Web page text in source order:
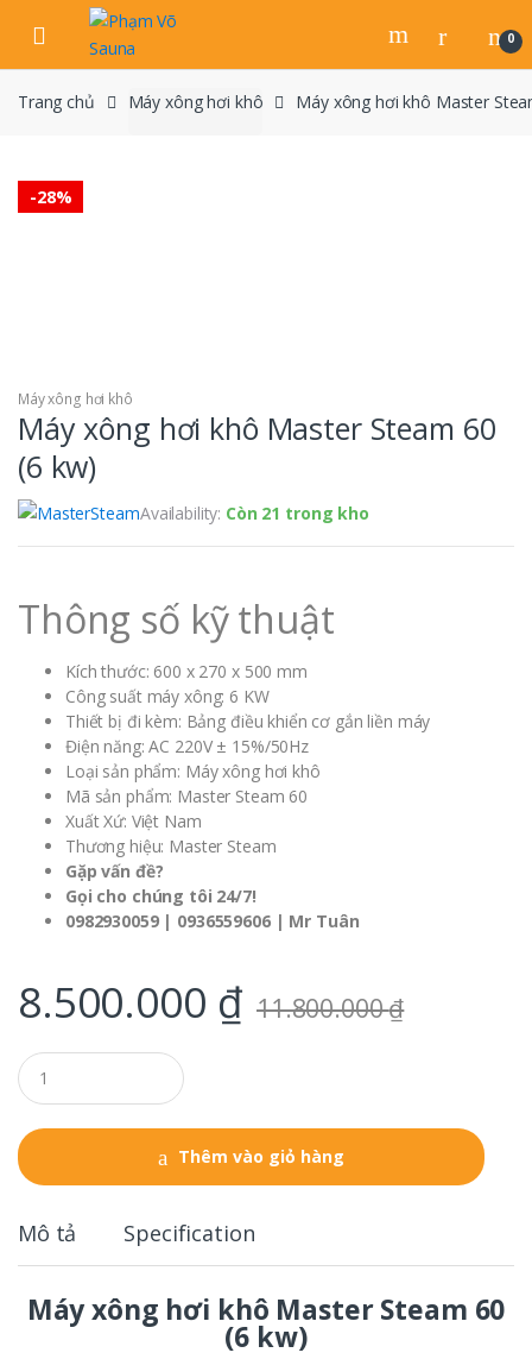
navigation
content
0
Trang chủ Máy xông hơi khô Máy xông hơi khô Master
-28%
Máy xông hơi khô
Máy xông hơi khô Master Steam 60
(6 kw)
Availability: Còn 21 trong kho
Thông số kỹ thuật
Kích thước: 600 x 270 x 500 mm
Công suất máy xông: 6 KW
Thiết bị đi kèm: Bảng điều khiển cơ gắn liền máy
Điện năng: AC 220V ± 15%/50Hz
Loại sản phẩm: Máy xông hơi khô
Mã sản phẩm: Master Steam 60
Xuất Xứ: Việt Nam
Thương hiệu: Master Steam
Gặp vấn đề?
Gọi cho chúng tôi 24/7!
0982930059 | 0936559606 | Mr Tuân
8.500.000 ₫ 11.800.000₫
Q
u
a
t
i
Thêm vào giỏ hàng
Mô tả Specification
Máy xông hơi khô Master Steam 60
(6 kw)